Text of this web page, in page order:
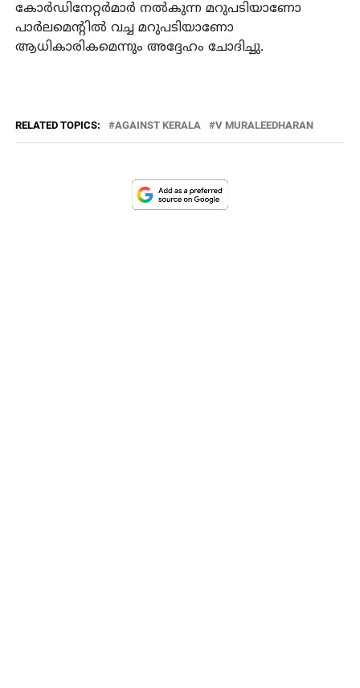
കോര്‍ഡിനേറ്റര്‍മാര്‍ നല്‍കുന്ന മറുപടിയാണോ
പാര്‍ലമെന്റില്‍ വച്ച മറുപടിയാണോ
ആധികാരികമെന്നും അദ്ദേഹം ചോദിച്ചു.
RELATED TOPICS: AGAINST KERALA V MURALEEDHARAN